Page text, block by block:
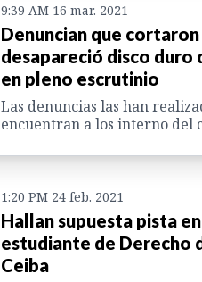
9:39 AM 16 mar. 2021
Denuncian que
desapareció disco duro
en pleno escrutinio
Las denuncias las han
encuentran a los interno del
1:20 PM 24 feb. 2021
Hallan supuesta pista
estudiante de Derecho
Ceiba